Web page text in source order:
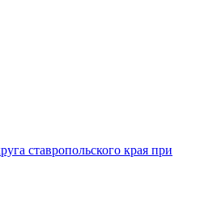
ставропольского края при